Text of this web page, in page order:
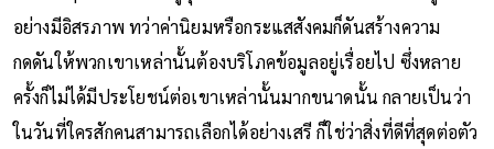
อย่างมีอิสรภาพ ทว่าค่านิยมหรือกระแสสังคมก็ดันสร้างความ
กดดันให้พวกเขาเหล่านั้นต้องบริโภคข้อมูลอยู่เรื่อยไป ซึ่งหลาย
ครั้งก็ไม่ได้มีประโยชน์ต่อเขาเหล่านั้นมากขนาดนั้น กลายเป็นว่า
ในวันที่ใครสักคนสามารถเลือกได้อย่างเสรี ก็ใช่ว่าสิ่งที่ดีที่สุดต่อตัว